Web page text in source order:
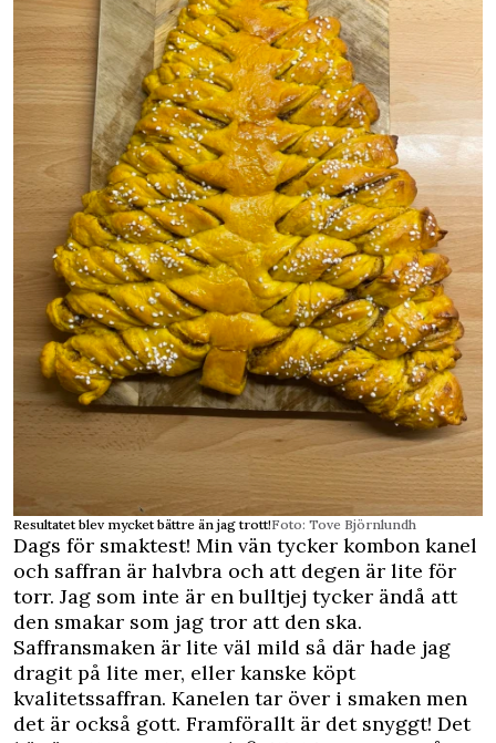
Resultatet blev mycket bättre än jag trott!Foto: Tove Björnlundh
Dags för smaktest! Min vän tycker kombon kanel
och saffran är halvbra och att degen är lite för
torr. Jag som inte är en bulltjej tycker ändå att
den smakar som jag tror att den ska.
Saffransmaken är lite väl mild så där hade jag
dragit på lite mer, eller kanske köpt
kvalitetssaffran. Kanelen tar över i smaken men
det är också gott. Framförallt är det snyggt! Det